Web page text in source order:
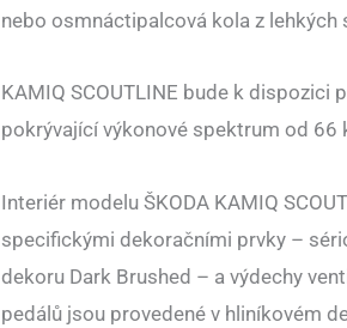
nebo osmnáctipalcová kola z lehkých
KAMIQ SCOUTLINE bude k
pokrývající výkonové spektrum od
Interiér modelu ŠKODA KAMIQ
specifickými dekoračními prvky –
dekoru Dark Brushed – a výdechy
pedálů jsou provedené v hliníkovém